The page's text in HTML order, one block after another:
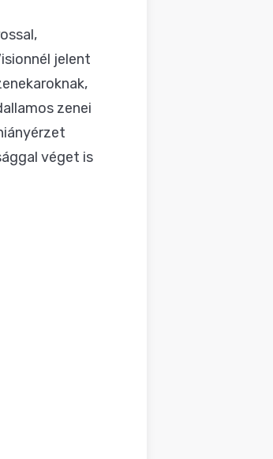
jelent
zenei
véget is